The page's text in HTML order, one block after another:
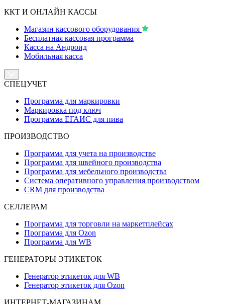
ККТ И ОНЛАЙН КАССЫ
Магазин кассового оборудования
Бесплатная кассовая программа
Касса на Андроид
Мобильная касса
СПЕЦУЧЕТ
Программа для маркировки
Маркировка под ключ
Программа ЕГАИС для пива
ПРОИЗВОДСТВО
Программа для учета на производстве
Программа для швейного производства
Программа для мебельного производства
Система оперативного управления производством
CRM для производства
СЕЛЛЕРАМ
Программа для торговли на маркетплейсах
Программа для Ozon
Программа для WB
ГЕНЕРАТОРЫ ЭТИКЕТОК
Генератор этикеток для WB
Генератор этикеток для Ozon